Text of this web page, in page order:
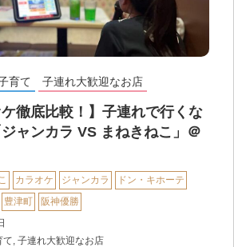
育て 子連れ大歓迎なお店
ケ徹底比較！】子連れで行くな
ャンカラ VS まねきねこ」＠
カラオケ ジャンカラ
ドン・キホーテ
豊津町
阪神優勝
て 子連れ大歓迎なお店